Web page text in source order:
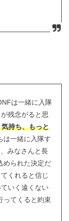
は一緒に入隊
残念がると思
持ち、もっと
は一緒に入隊す
みなさんと長
められた決定だ
くれると信じ
いく遠くない
ってくると約束